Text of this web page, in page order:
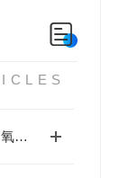
德国 PreSens SP-PSt6 氧气传感器贴片：非侵入式溶氧监测的技术与应用指南